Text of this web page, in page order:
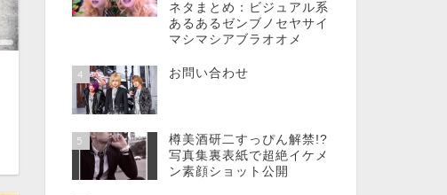
ネタまとめ：ビジュアル系
あるあるゼンブノセヤサイ
マシマシアブラオオメ
4 お問い合わせ
5
樽美酒研二すっぴん解禁!?
写真集裏表紙で超絶イケメ
ン素顔ショット公開